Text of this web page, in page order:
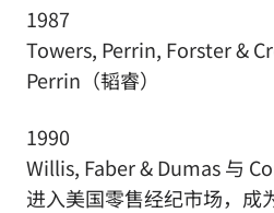
1987
Towers, Perrin, Forster &
Perrin（韬睿）
1990
Willis, Faber & Dumas 与
进入美国零售经纪市场，成